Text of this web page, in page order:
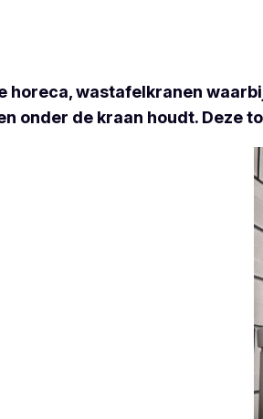
horeca, wastafelkranen
onder de kraan houdt. Deze